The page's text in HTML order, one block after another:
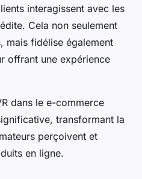
interagissent avec les
Cela non seulement
mais fidélise également
offrant une expérience
dans le e-commerce
transformant la
perçoivent et
en ligne.